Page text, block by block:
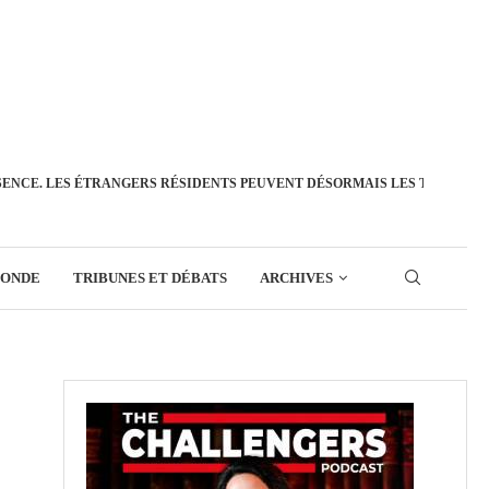
LES ÉTRANGERS RÉSIDENTS PEUVENT DÉSORMAIS LES
TRIBUNES ET DÉBATS ARCHIVES